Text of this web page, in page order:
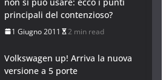
principali del contenzioso?
1 Giugno 2011 2 min read
Volkswagen up! Arriva la nuova
versione a 5 porte